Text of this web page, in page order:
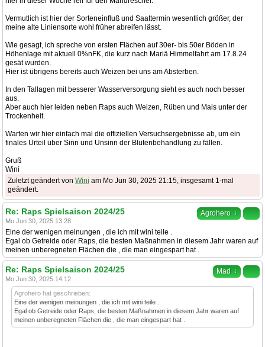
Vermutlich ist hier der Sorteneinfluß und Saattermin wesentlich größer, der
meine alte Liniensorte wohl früher abreifen lässt.
Wie gesagt, ich spreche von ersten Flächen auf 30er- bis 50er Böden in
Höhenlage mit aktuell 0%nFK, die kurz nach Mariä Himmelfahrt am 17.8.24
gesät wurden.
Hier ist übrigens bereits auch Weizen bei uns am Absterben.
In den Tallagen mit besserer Wasserversorgung sieht es auch noch besser
aus.
Aber auch hier leiden neben Raps auch Weizen, Rüben und Mais unter der
Trockenheit.
Warten wir hier einfach mal die offiziellen Versuchsergebnisse ab, um ein
finales Urteil über Sinn und Unsinn der Blütenbehandlung zu fällen.
Gruß
Wini
Zuletzt geändert von Wini am Mo Jun 30, 2025 21:15, insgesamt 1-mal
geändert.
Agrohero ↓
Re: Raps Spielsaison 2024/25
Mo Jun 30, 2025 13:28
Eine der wenigen meinungen , die ich mit wini teile .
Egal ob Getreide oder Raps, die besten Maßnahmen in diesem Jahr waren auf
meinen unberegneten Flächen die , die man eingespart hat .
Mad ↓
Re: Raps Spielsaison 2024/25
Mo Jun 30, 2025 14:12
Agrohero hat geschrieben:
Eine der wenigen meinungen , die ich mit wini teile .
Egal ob Getreide oder Raps, die besten Maßnahmen in diesem Jahr waren auf
meinen unberegneten Flächen die , die man eingespart hat .